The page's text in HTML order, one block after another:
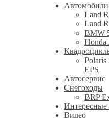
Автомобили
Land
Land
BMW
Honda
Polaris
EPS
Автосервис
Снегоходы
BRP
Интересные
Видео